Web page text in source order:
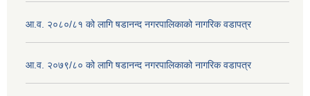
आ.व. २०८०/८१ को लागि षडानन्द नगरपालिकाको नागरिक वडापत्र
आ.व. २०७९/८० को लागि षडानन्द नगरपालिकाको नागरिक वडापत्र